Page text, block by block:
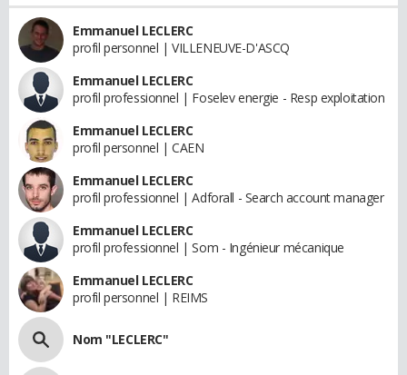
Emmanuel LECLERC
profil personnel | VILLENEUVE-D'ASCQ
Emmanuel LECLERC
profil professionnel | Foselev energie - Resp exploitation
Emmanuel LECLERC
profil personnel | CAEN
Emmanuel LECLERC
profil professionnel | Adforall - Search account manager
Emmanuel LECLERC
profil professionnel | Som - Ingénieur mécanique
Emmanuel LECLERC
profil personnel | REIMS
Nom "LECLERC"